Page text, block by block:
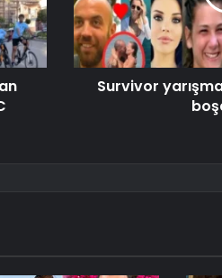
Survivor